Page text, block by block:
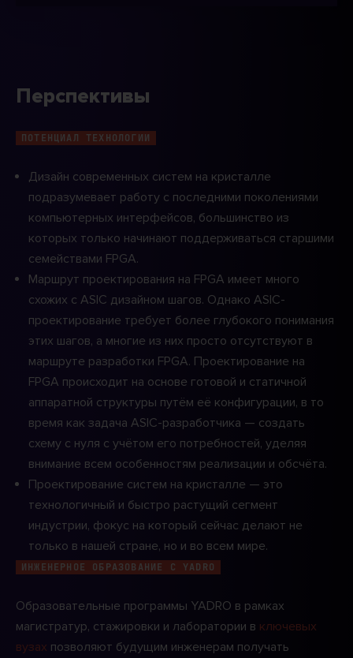
Перспективы
ПОТЕНЦИАЛ ТЕХНОЛОГИИ
Дизайн современных систем на кристалле
подразумевает работу с последними поколениями
компьютерных интерфейсов, большинство из
которых только начинают поддерживаться старшими
семействами FPGA.
Маршрут проектирования на FPGA имеет много
схожих с ASIC дизайном шагов. Однако ASIC-
проектирование требует более глубокого понимания
этих шагов, а многие из них просто отсутствуют в
маршруте разработки FPGA. Проектирование на
FPGA происходит на основе готовой и статичной
аппаратной структуры путём её конфигурации, в то
время как задача ASIC-разработчика — создать
схему с нуля с учётом его потребностей, уделяя
внимание всем особенностям реализации и обсчёта.
Проектирование систем на кристалле — это
технологичный и быстро растущий сегмент
индустрии, фокус на который сейчас делают не
только в нашей стране, но и во всем мире.
ИНЖЕНЕРНОЕ ОБРАЗОВАНИЕ С YADRO
Образовательные программы YADRO в рамках
магистратур, стажировки и лаборатории в ключевых
вузах позволяют будущим инженерам получать